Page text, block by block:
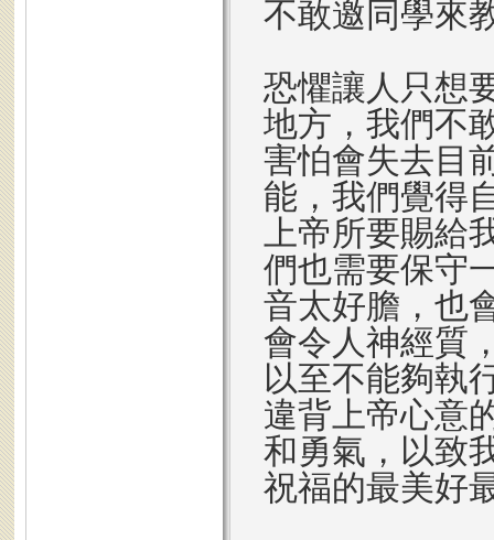
不敢邀同學來
恐懼讓人只想
地方，我們不
害怕會失去目
能，我們覺得
上帝所要賜給
們也需要保守
音太好膽，也
會令人神經質
以至不能夠執
違背上帝心意
和勇氣，以致
祝福的最美好